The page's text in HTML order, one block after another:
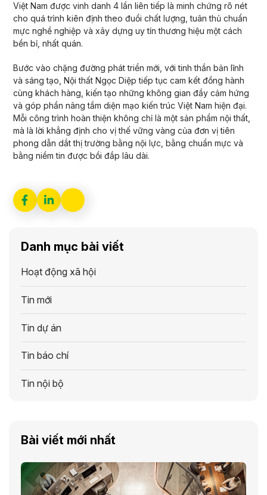
Việt Nam được vinh danh 4 lần liên tiếp là minh chứng rõ nét
cho quá trình kiên định theo đuổi chất lượng, tuân thủ chuẩn
mực nghề nghiệp và xây dựng uy tín thương hiệu một cách
bền bỉ, nhất quán.
Bước vào chặng đường phát triển mới, với tinh thần bản lĩnh
và sáng tạo, Nội thất Ngọc Diệp tiếp tục cam kết đồng hành
cùng khách hàng, kiến tạo những không gian đầy cảm hứng
và góp phần nâng tầm diện mạo kiến trúc Việt Nam hiện đại.
Mỗi công trình hoàn thiện không chỉ là một sản phẩm nội thất,
mà là lời khẳng định cho vị thế vững vàng của đơn vị tiên
phong dẫn dắt thị trường bằng nội lực, bằng chuẩn mực và
bằng niềm tin được bồi đắp lâu dài.
Danh mục bài viết
Hoạt động xã hội
Tin mới
Tin dự án
Tin báo chí
Tin nội bộ
Bài viết mới nhất